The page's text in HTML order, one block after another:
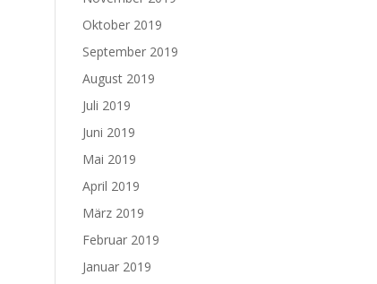
Oktober 2019
September 2019
August 2019
Juli 2019
Juni 2019
Mai 2019
April 2019
März 2019
Februar 2019
Januar 2019